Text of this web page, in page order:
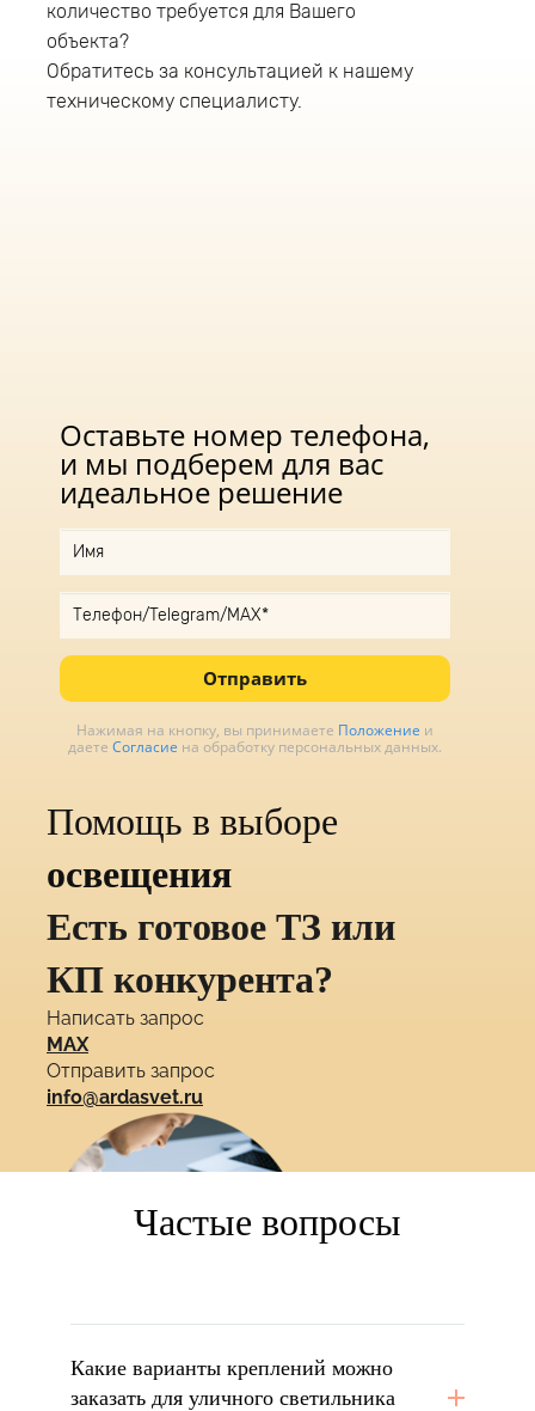
Рабочая высота установки светодиодного
светильника 12-18 метров. В светильнике
данной серии применяют блок питания
компании «Аргос» (Россия)
количество требуется для Вашего
объекта?
Обратитесь за консультацией к нашему
техническому специалисту.
Оставьте номер телефона,
и мы подберем для вас
идеальное решение
Отправить
Нажимая на кнопку, вы принимаете Положение и
даете Согласие на обработку персональных данных.
Помощь в выборе
освещения
Есть готовое ТЗ или
КП конкурента?
Написать запрос
MAX
Отправить запрос
info@ardasvet.ru
Частые вопросы
Какие варианты креплений можно
заказать для уличного светильника